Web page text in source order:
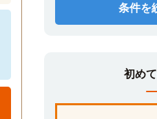
条件を
初め